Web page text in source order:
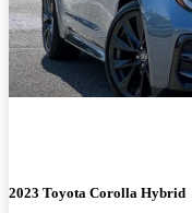
2023 Toyota Corolla Hybrid